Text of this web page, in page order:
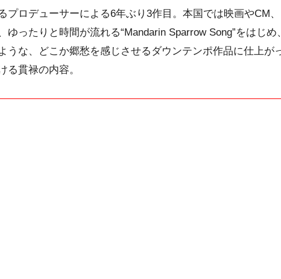
プロデューサーによる6年ぶり3作目。本国では映画やCM
ゆったりと時間が流れる“Mandarin Sparrow Song”をはじ
うな、どこか郷愁を感じさせるダウンテンポ作品に仕上が
る貫禄の内容。